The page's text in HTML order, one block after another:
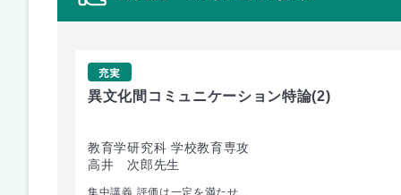
充実
異文化間コミュニケーション特論(2)
教育学研究科 学校教育専攻
高井 次郎先生
集中講義 評価は一定を満たせ...